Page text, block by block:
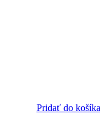
Pridať do košíka